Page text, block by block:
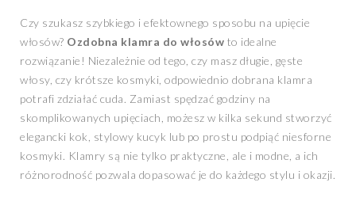
Czy szukasz szybkiego i efektownego sposobu na upięcie
włosów? Ozdobna klamra do włosów to idealne
rozwiązanie! Niezależnie od tego, czy masz długie, gęste
włosy, czy krótsze kosmyki, odpowiednio dobrana klamra
potrafi zdziałać cuda. Zamiast spędzać godziny na
skomplikowanych upięciach, możesz w kilka sekund stworzyć
elegancki kok, stylowy kucyk lub po prostu podpiąć niesforne
kosmyki. Klamry są nie tylko praktyczne, ale i modne, a ich
różnorodność pozwala dopasować je do każdego stylu i okazji.